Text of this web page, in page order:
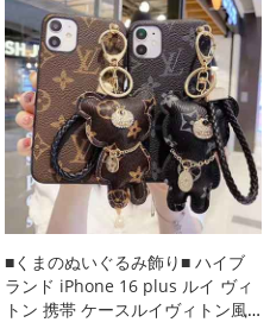
■くまのぬいぐるみ飾り■ ハイブ
ランド iPhone 16 plus ルイ ヴィ
トン 携帯 ケースルイヴィトン風